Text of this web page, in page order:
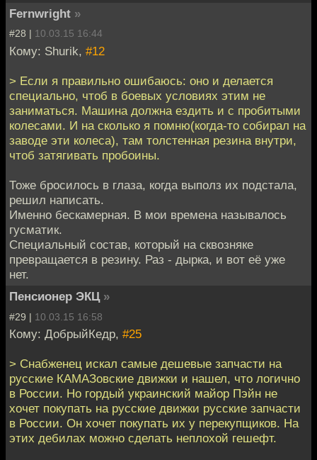
Fernwright »
#28 | 10.03.15 16:44
Кому: Shurik, #12
> Если я правильно ошибаюсь: оно и делается
специально, чтоб в боевых условиях этим не
заниматься. Машина должна ездить и с пробитыми
колесами. И на сколько я помню(когда-то собирал на
заводе эти колеса), там толстенная резина внутри,
чтоб затягивать пробоины.
Тоже бросилось в глаза, когда выполз их подстала,
решил написать.
Именно бескамерная. В мои времена называлось
гусматик.
Специальный состав, который на сквозняке
превращается в резину. Раз - дырка, и вот её уже
нет.
Пенсионер ЭКЦ »
#29 | 10.03.15 16:58
Кому: ДобрыйКедр, #25
> Снабженец искал самые дешевые запчасти на
русские КАМАЗовские движки и нашел, что логично
в России. Но гордый украинский майор Пэйн не
хочет покупать на русские движки русские запчасти
в России. Он хочет покупать их у перекупщиков. На
этих дебилах можно сделать неплохой гешефт.